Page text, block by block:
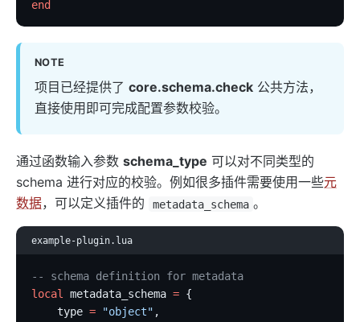
end
NOTE
项目已经提供了 core.schema.check公共方法，
直接使用即可完成配置参数校验。
通过函数输入参数 schema_type 可以对不同类型的
schema 进行对应的校验。例如很多插件需要使用一些元
数据，可以定义插件的 metadata_schema 。
example-plugin.lua
-- schema definition for metadata
local
metadata_schema = {
    type
= "object" ,